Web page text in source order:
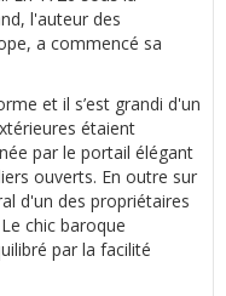
l'auteur des
a commencé sa
et il s’est grandi d'un
étaient
par le portail élégant
ouverts. En outre sur
d'un des propriétaires
chic baroque
par la facilité